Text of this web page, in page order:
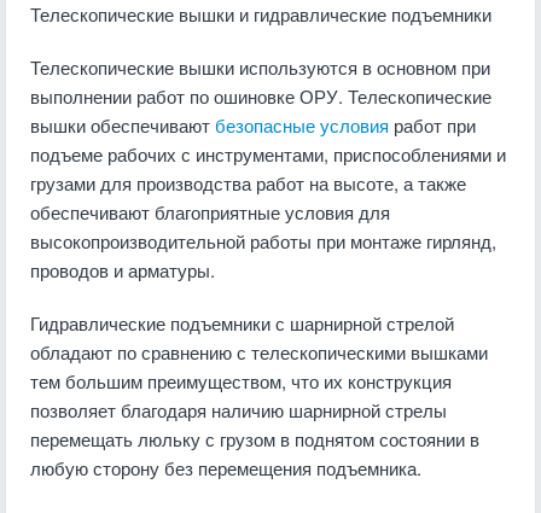
Телескопические вышки и гидравлические подъемники
Телескопические вышки используются в основном при
выполнении работ по ошиновке ОРУ. Телескопические
вышки обеспечиваютбезопасные условия работ при
подъеме рабочих с инструментами, приспособлениями и
грузами для производства работ на высоте, а также
обеспечивают благоприятные условия для
высокопроизводительной работы при монтаже гирлянд,
проводов и арматуры.
Гидравлические подъемники с шарнирной стрелой
обладают по сравнению с телескопическими вышками
тем большим преимуществом, что их конструкция
позволяет благодаря наличию шарнирной стрелы
перемещать люльку с грузом в поднятом состоянии в
любую сторону без перемещения подъемника.